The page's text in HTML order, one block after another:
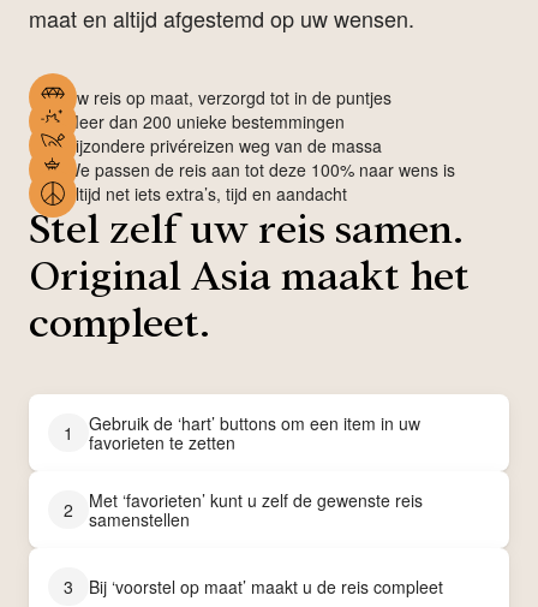
maat en altijd afgestemd op uw wensen.
Uw reis op maat, verzorgd tot in de puntjes
Meer dan 200 unieke bestemmingen
Bijzondere privéreizen weg van de massa
We passen de reis aan tot deze 100% naar wens is
Altijd net iets extra’s, tijd en aandacht
Stel zelf uw reis samen.
Original Asia maakt het
compleet.
1
Gebruik de ‘hart’ buttons om een item in uw
favorieten te zetten
2
Met ‘favorieten’ kunt u zelf de gewenste reis
samenstellen
3 Bij ‘voorstel op maat’ maakt u de reis compleet